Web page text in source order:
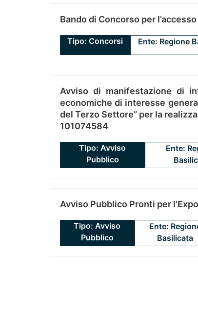
Bando di Concorso per
Tipo: Concorsi Ente: Regione
Avviso di manifestazione di
economiche di interesse
del Terzo Settore” per la
101074584
Tipo: Avviso
Pubblico
Ente:
Avviso Pubblico Pronti per
Tipo: Avviso
Pubblico
Ente:
Basilicata